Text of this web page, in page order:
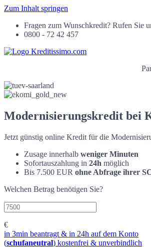
Zum Inhalt springen
Fragen zum Wunschkredit? Rufen Sie
0800 - 72 42 457
Modernisierungskredit bei
Jetzt günstig online Kredit für die
Zusage innerhalb weniger Minuten
Sofortauszahlung in 24h möglich
Bis 7.500 EUR ohne Abfrage ihrer
Welchen Betrag benötigen Sie?
€
in 3min beantragt & in 24h auf dem Konto
(schufaneutral) kostenfrei & unverbindlich